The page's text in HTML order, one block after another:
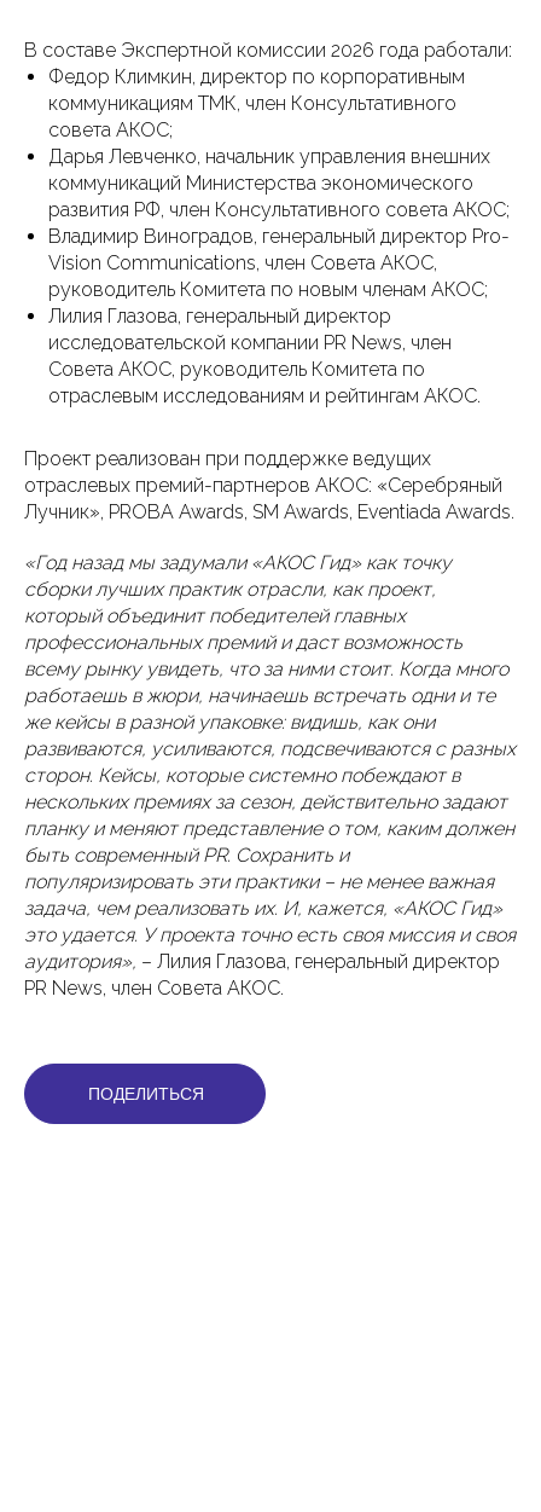
В составе Экспертной комиссии 2026 года работали:
Федор Климкин, директор по корпоративным
коммуникациям ТМК, член Консультативного
совета АКОС;
Дарья Левченко, начальник управления внешних
коммуникаций Министерства экономического
развития РФ, член Консультативного совета АКОС;
Владимир Виноградов, генеральный директор Pro-
Vision Communications, член Совета АКОС,
руководитель Комитета по новым членам АКОС;
Лилия Глазова, генеральный директор
исследовательской компании PR News, член
Совета АКОС, руководитель Комитета по
отраслевым исследованиям и рейтингам АКОС.
Проект реализован при поддержке ведущих
отраслевых премий-партнеров АКОС: «Серебряный
Лучник», PROBA Awards, SM Awards, Eventiada Awards.
«Год назад мы задумали «АКОС Гид» как точку
сборки лучших практик отрасли, как проект,
который объединит победителей главных
профессиональных премий и даст возможность
всему рынку увидеть, что за ними стоит. Когда много
работаешь в жюри, начинаешь встречать одни и те
же кейсы в разной упаковке: видишь, как они
развиваются, усиливаются, подсвечиваются с разных
сторон. Кейсы, которые системно побеждают в
нескольких премиях за сезон, действительно задают
планку и меняют представление о том, каким должен
быть современный PR. Сохранить и
популяризировать эти практики – не менее важная
задача, чем реализовать их. И, кажется, «АКОС Гид»
это удается. У проекта точно есть своя миссия и своя
аудитория», – Лилия Глазова, генеральный директор
PR News, член Совета АКОС.
ПОДЕЛИТЬСЯ